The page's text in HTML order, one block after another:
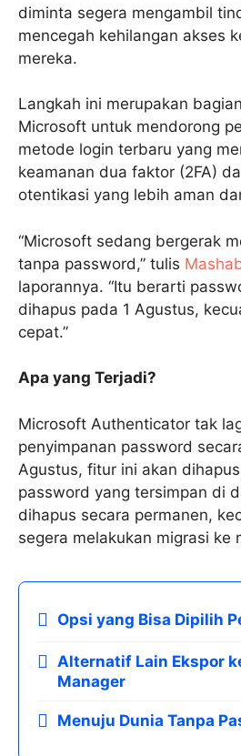
diminta segera mengambil
mencegah kehilangan akses
mereka.
Langkah ini merupakan
Microsoft untuk mendorong
metode login terbaru yang
keamanan dua faktor (2FA)
otentikasi yang lebih aman
“Microsoft sedang bergerak
tanpa password,” tulis
laporannya. “Itu berarti
dihapus pada 1 Agustus,
cepat.”
Apa yang Terjadi?
Microsoft Authenticator tak
penyimpanan password
Agustus, fitur ini akan
password yang tersimpan di
dihapus secara permanen,
segera melakukan migrasi ke
Opsi yang Bisa Dipilih
Alternatif Lain Ekspor
Manager
Menuju Dunia Tanpa